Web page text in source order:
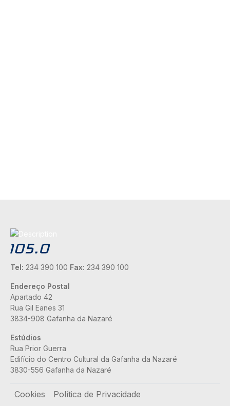
Tel: 234 390 100 Fax: 234 390 100
Endereço Postal
Apartado 42
Rua Gil Eanes 31
3834-908 Gafanha da Nazaré
Estúdios
Rua Prior Guerra
Edifício do Centro Cultural da Gafanha da Nazaré
3830-556 Gafanha da Nazaré
Rodapé
Cookies Política de Privacidade